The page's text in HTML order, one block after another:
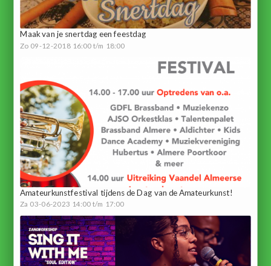
Maak van je snertdag een feestdag
Zo 09-12-2018 16:00 t/m 18:00
Amateurkunstfestival tijdens de Dag van de Amateurkunst!
Za 03-06-2023 14:00 t/m 17:00